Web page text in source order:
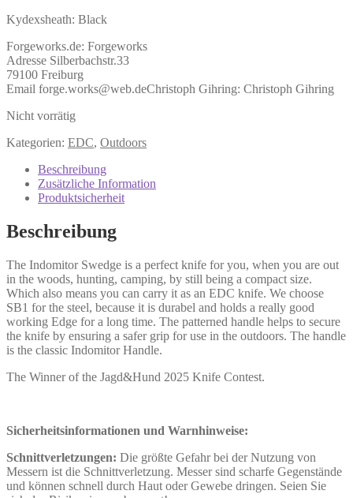
Kydexsheath: Black
Forgeworks.de: Forgeworks
Adresse Silberbachstr.33
79100 Freiburg
Email forge.works@web.deChristoph Gihring: Christoph Gihring
Nicht vorrätig
Kategorien: EDC, Outdoors
Beschreibung
Zusätzliche Information
Produktsicherheit
Beschreibung
The Indomitor Swedge is a perfect knife for you, when you are out
in the woods, hunting, camping, by still being a compact size.
Which also means you can carry it as an EDC knife. We choose
SB1 for the steel, because it is durabel and holds a really good
working Edge for a long time. The patterned handle helps to secure
the knife by ensuring a safer grip for use in the outdoors. The handle
is the classic Indomitor Handle.
The Winner of the Jagd&Hund 2025 Knife Contest.
Sicherheitsinformationen und Warnhinweise:
Schnittverletzungen: Die größte Gefahr bei der Nutzung von
Messern ist die Schnittverletzung. Messer sind scharfe Gegenstände
und können schnell durch Haut oder Gewebe dringen. Seien Sie